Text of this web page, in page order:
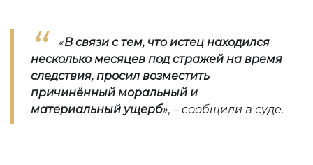
«В связи с тем, что истец находился
несколько месяцев под стражей на время
следствия, просил возместить
причинённый моральный и
материальный ущерб», – сообщили в суде.